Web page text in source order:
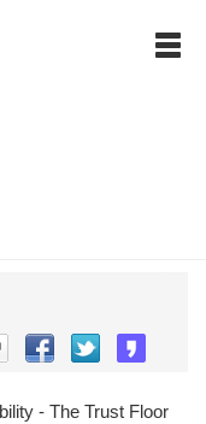
- The Trust Floor